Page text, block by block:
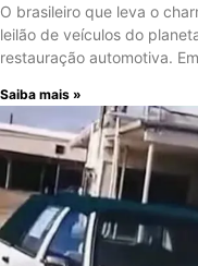
O brasileiro que leva o
leilão de veículos do
restauração automotiva.
Saiba mais »